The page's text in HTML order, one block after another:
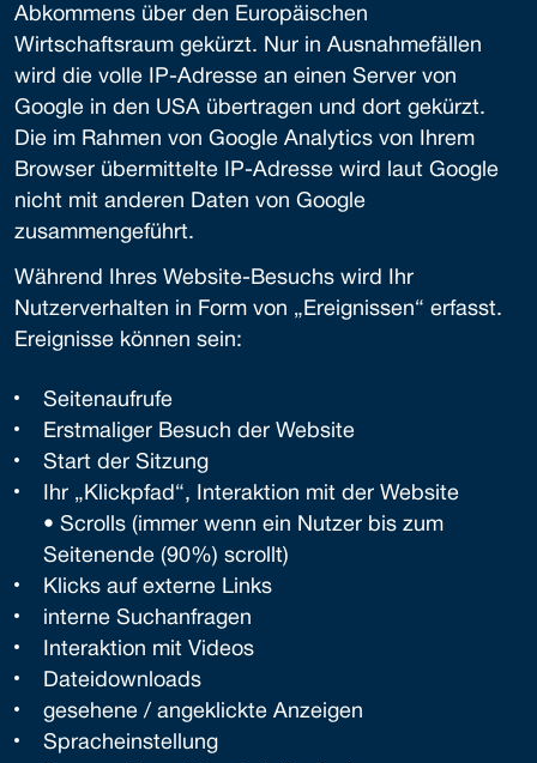
Abkommens über den Europäischen
Wirtschaftsraum gekürzt. Nur in Ausnahmefällen
wird die volle IP-Adresse an einen Server von
Google in den USA übertragen und dort gekürzt.
Die im Rahmen von Google Analytics von Ihrem
Browser übermittelte IP-Adresse wird laut Google
nicht mit anderen Daten von Google
zusammengeführt.
Während Ihres Website-Besuchs wird Ihr
Nutzerverhalten in Form von „Ereignissen“ erfasst.
Ereignisse können sein:
Seitenaufrufe
Erstmaliger Besuch der Website
Start der Sitzung
Ihr „Klickpfad“, Interaktion mit der Website
• Scrolls (immer wenn ein Nutzer bis zum
Seitenende (90%) scrollt)
Klicks auf externe Links
interne Suchanfragen
Interaktion mit Videos
Dateidownloads
gesehene / angeklickte Anzeigen
Spracheinstellung